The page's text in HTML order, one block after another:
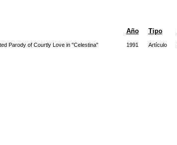
Año Tipo
Parody of Courtly Love in "Celestina" 1991 Artículo